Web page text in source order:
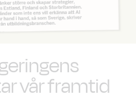
vår framtid